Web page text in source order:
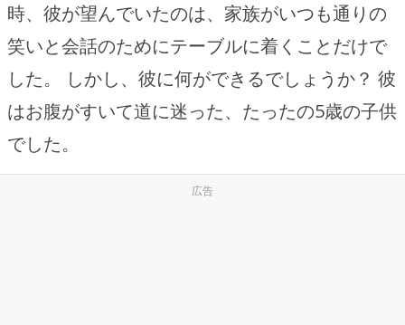
時、彼が望んでいたのは、家族がいつも通りの
笑いと会話のためにテーブルに着くことだけで
した。 しかし、彼に何ができるでしょうか？ 彼
はお腹がすいて道に迷った、たったの5歳の子供
でした。
広告